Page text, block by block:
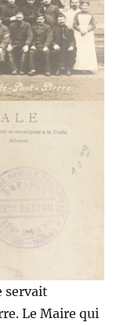
servait
Le Maire qui